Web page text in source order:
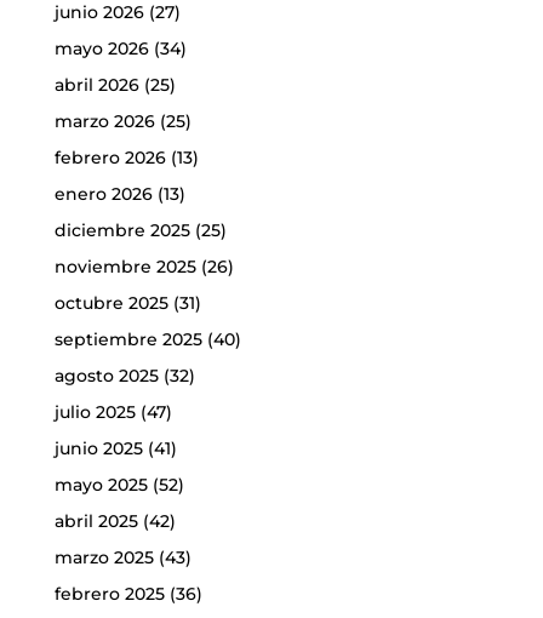
junio 2026(27)
mayo 2026(34)
abril 2026(25)
marzo 2026(25)
febrero 2026(13)
enero 2026(13)
diciembre 2025(25)
noviembre 2025(26)
octubre 2025(31)
septiembre 2025(40)
agosto 2025(32)
julio 2025(47)
junio 2025(41)
mayo 2025(52)
abril 2025(42)
marzo 2025(43)
febrero 2025(36)